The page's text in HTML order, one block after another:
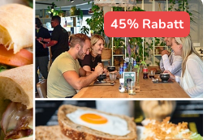
45% Rabatt